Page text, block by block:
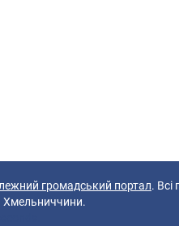
громадський портал. Всі
Хмельниччини.